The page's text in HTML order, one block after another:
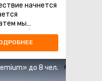
начнется
мы
продолжим восхождение на гору Сион, чтобы ...
до 8 чел.